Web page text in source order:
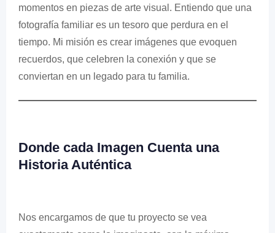
momentos en piezas de arte visual. Entiendo que una
fotografía familiar es un tesoro que perdura en el
tiempo. Mi misión es crear imágenes que evoquen
recuerdos, que celebren la conexión y que se
conviertan en un legado para tu familia.
Donde cada Imagen Cuenta una
Historia Auténtica
Nos encargamos de que tu proyecto se vea